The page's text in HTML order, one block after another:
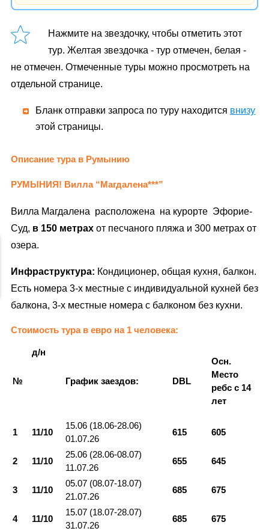
Нажмите на звездочку, чтобы отметить этот
тур. Желтая звездочка - тур отмечен, белая -
не отмечен. Отмеченные туры можно просмотреть на
отдельной странице.
Бланк отправки запроса по туру находится внизу
этой страницы.
Описание тура в Румынию
РУМЫНИЯ! Вилла “Магдалена***”
Вилла Магдалена расположена на курорте Эфорие-
Суд, в 150 метрах от песчаного пляжа и 300 метрах от
озера.
Инфраструктура: Кондиционер, общая кухня, балкон.
Есть номера 3-х местные с индивидуальной кухней без
балкона, 3-х местные номера с балконом без кухни.
Стоимость тура в евро на 1 человека:
№
д/н
График заездов: DBL
Осн.
Место
ребс с 14
лет
1 11/10
15.06 (18.06-28.06)
01.07.26
615 605
2 11/10
25.06 (28.06-08.07)
11.07.26
655 645
3 11/10
05.07 (08.07-18.07)
21.07.26
685 675
4 11/10
15.07 (18.07-28.07)
31.07.26
685 675